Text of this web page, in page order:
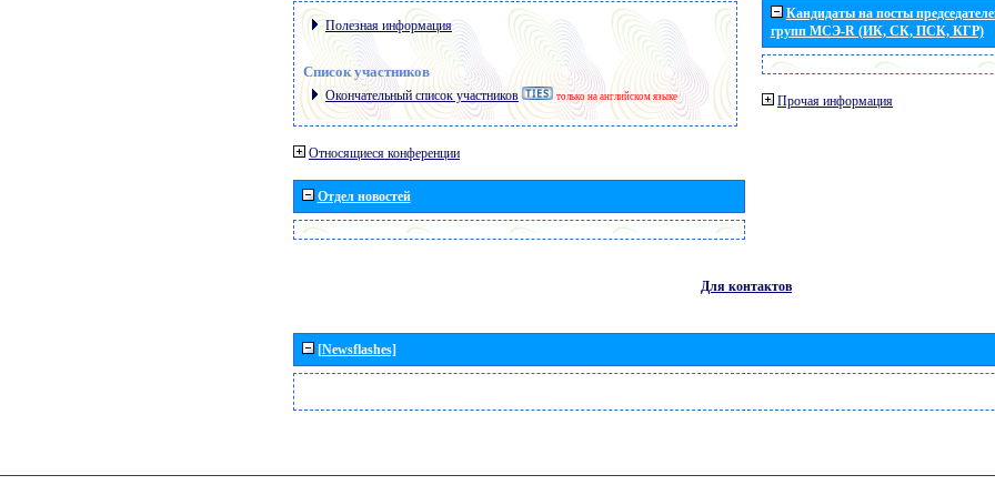
Полезная информация
Список участников
Окончательный список участников только на английском языке
Относящиеся конференции
Отдел новостей
Кандидаты на посты
групп МСЭ-R (ИК, СК, ПСК, КГР)
Прочая информация
Для контактов
[Newsflashes]